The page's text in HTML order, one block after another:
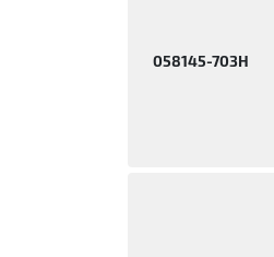
058145-703H